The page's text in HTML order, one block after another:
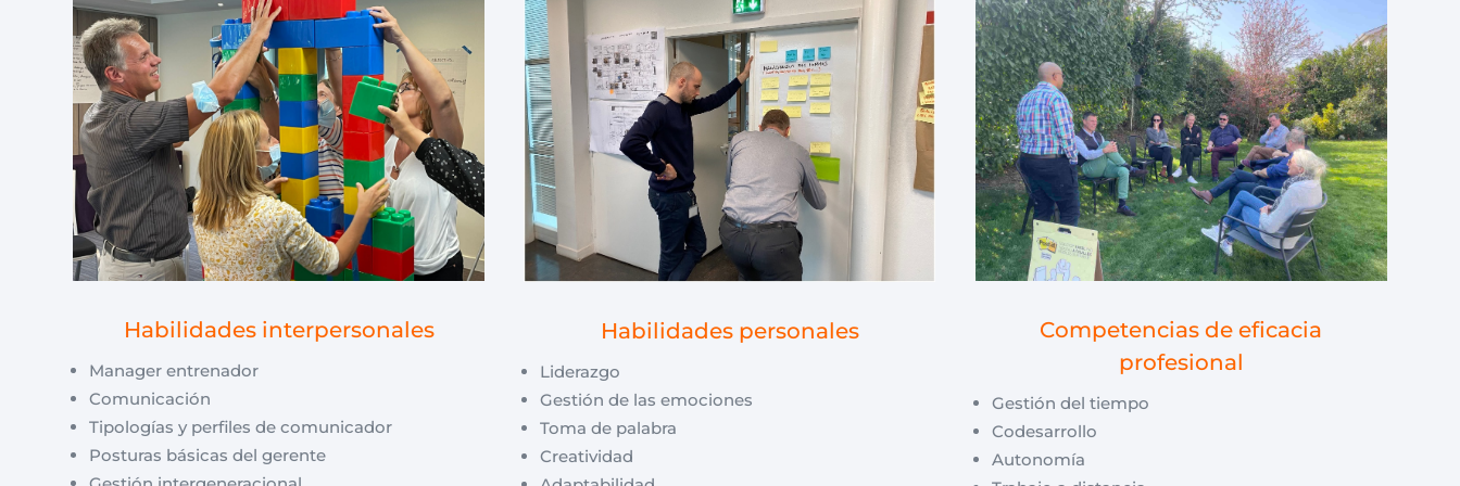
Habilidades interpersonales
Manager entrenador
Comunicación
Tipologías y perfiles de comunicador
Posturas básicas del gerente
Habilidades personales
Liderazgo
Gestión de las emociones
Toma de palabra
Creatividad
Competencias de eficacia
profesional
Gestión del tiempo
Codesarrollo
Autonomía